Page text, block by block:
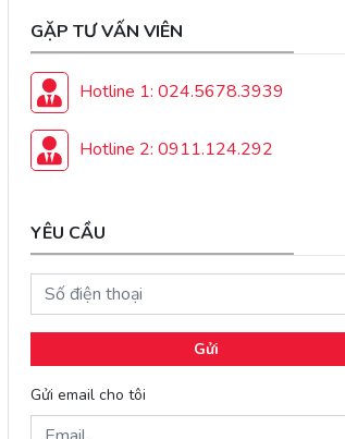
GẶP TƯ VẤN VIÊN
Hotline 1: 024.5678.3939
Hotline 2: 0911.124.292
YÊU CẦU
Gửi
Gửi email cho tôi